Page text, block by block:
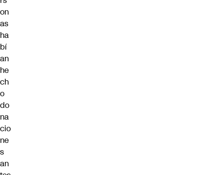
on
as
ha
bí
an
he
ch
o
do
na
cio
ne
s
an